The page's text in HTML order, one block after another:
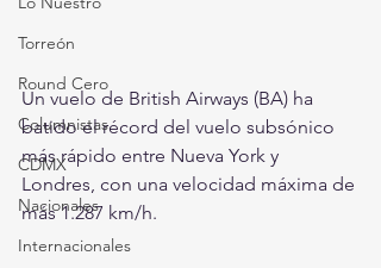
Torreón
Round Cero
Columnistas
CDMX
Nacionales
Internacionales
Un vuelo de British Airways (BA) ha
batido el récord del vuelo subsónico
más rápido entre Nueva York y
Londres, con una velocidad máxima de
más 1.287 km/h.